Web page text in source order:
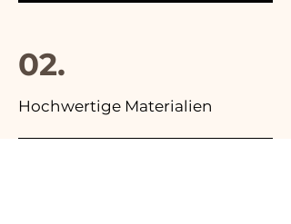
02.
Hochwertige Materialien